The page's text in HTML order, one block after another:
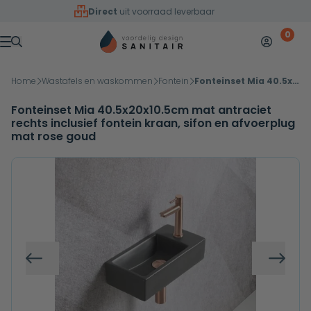
Overslaan naar inhoud
Direct uit voorraad leverbaar
Menu
Mijn 0
Home Wastafels en waskommen Fontein Fonteinset Mia 40.5x20x10.5cm mat antraciet rechts inclusief fontein kraan, sifon en afvoerplug mat rose goud
Fonteinset Mia 40.5x20x10.5cm mat antraciet
rechts inclusief fontein kraan, sifon en afvoerplug
mat rose goud
Vorige